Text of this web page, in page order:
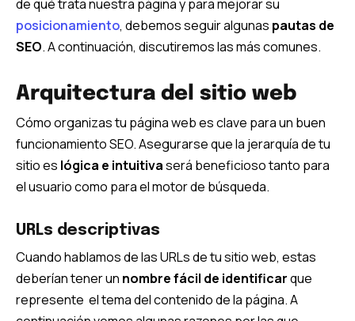
de qué trata nuestra página y para mejorar su
posicionamiento, debemos seguir algunas pautas de
SEO. A continuación, discutiremos las más comunes.
Arquitectura del sitio web
Cómo organizas tu página web es clave para un buen
funcionamiento SEO. Asegurarse que la jerarquía de tu
sitio es lógica e intuitivaserá beneficioso tanto para
el usuario como para el motor de búsqueda.
URLs descriptivas
Cuando hablamos de las URLs de tu sitio web, estas
deberían tener un nombre fácil de identificarque
represente el tema del contenido de la página. A